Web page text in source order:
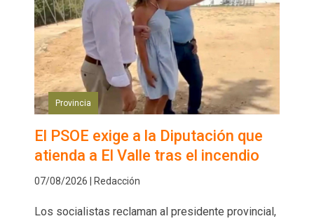
Provincia
El PSOE exige a la Diputación que
atienda a El Valle tras el incendio
07/08/2026 | Redacción
Los socialistas reclaman al presidente provincial,